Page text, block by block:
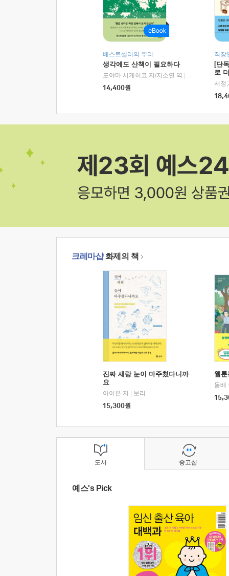
베스트셀러의 뿌리
생각에도 산책이 필요하다
도야마 시게히코 저/지소연 역
알에이치코리
14,400원
직장
[단
로
크레마샵화제의 책
진짜 새랑 눈이 마주쳤다니까
요
이이은 저
보리
15,300원
웹
돌배
도서
예스's Pick
중고샵